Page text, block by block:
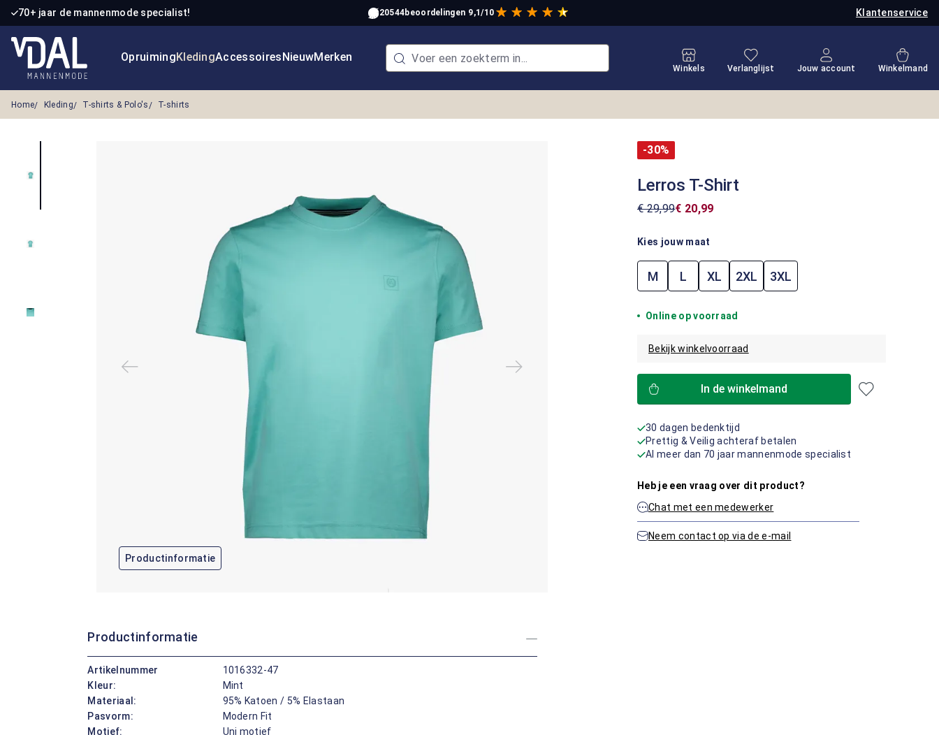
de hoofdinhoud
Ga naar de zoekopdracht
Ga naar de hoofdnavigatie
70+ jaar de mannenmode specialist! Klantenservice
20544beoordelingen 9,1/10
OpruimingKledingAccessoiresNieuwMerken
Winkels
Je hebt 0 items op je verlanglijstje
Verlanglijst Jouw account Winkelmand
Home Kleding T-shirts & Polo's T-shirts
Productinformatie
-30%
Lerros T-Shirt
€ 29,99€ 20,99
Kies jouw maat
M L XL 2XL 3XL
Online op voorraad
Bekijk winkelvoorraad
In de winkelmand
30 dagen bedenktijd
Prettig & Veilig achteraf betalen
Al meer dan 70 jaar mannenmode specialist
Heb je een vraag over dit product?
Chat met een medewerker
Neem contact op via de e-mail
Productinformatie
Artikelnummer
1016332-47
Kleur:
Mint
Materiaal:
95% Katoen / 5% Elastaan
Pasvorm:
Modern Fit
Motief:
Uni motief